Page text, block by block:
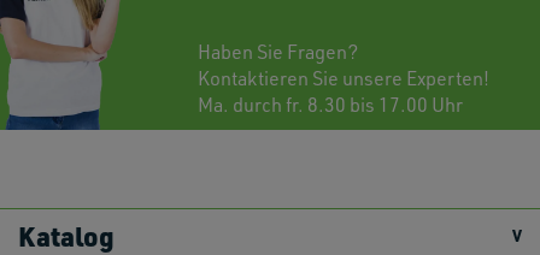
Haben Sie Fragen?
Kontaktieren Sie unsere Experten!
Ma. durch fr. 8.30 bis 17.00 Uhr
Katalog